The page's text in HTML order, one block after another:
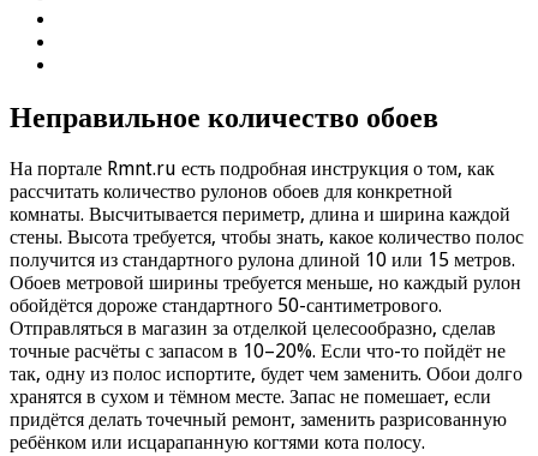
Неправильное количество обоев
На портале Rmnt.ru есть подробная инструкция о том, как
рассчитать количество рулонов обоев для конкретной
комнаты. Высчитывается периметр, длина и ширина каждой
стены. Высота требуется, чтобы знать, какое количество полос
получится из стандартного рулона длиной 10 или 15 метров.
Обоев метровой ширины требуется меньше, но каждый рулон
обойдётся дороже стандартного 50-сантиметрового.
Отправляться в магазин за отделкой целесообразно, сделав
точные расчёты с запасом в 10–20%. Если что-то пойдёт не
так, одну из полос испортите, будет чем заменить. Обои долго
хранятся в сухом и тёмном месте. Запас не помешает, если
придётся делать точечный ремонт, заменить разрисованную
ребёнком или исцарапанную когтями кота полосу.